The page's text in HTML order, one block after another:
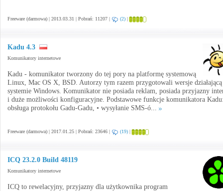
Freeware (darmowa) | 2013.03.31 | Pobrań: 11207 | (2) |
Kadu 4.3
Komunikatory internetowe
Kadu - komunikator tworzony do tej pory na platformę systemową
Linux, Mac OS X, BSD. Autorzy tym razem przygotowali wersje
systemie Windows. Komunikator nie posiada reklam, posiada przyjazny
i duże możliwości konfiguracyjne. Podstawowe funkcje komunikatora
obsługa protokołu Gadu-Gadu, • wysyłanie SMS-ó...
Freeware (darmowa) | 2017.01.25 | Pobrań: 23646 | (19) |
ICQ 23.2.0 Build 48119
Komunikatory internetowe
ICQ to rewelacyjny, przyjazny dla użytkownika program